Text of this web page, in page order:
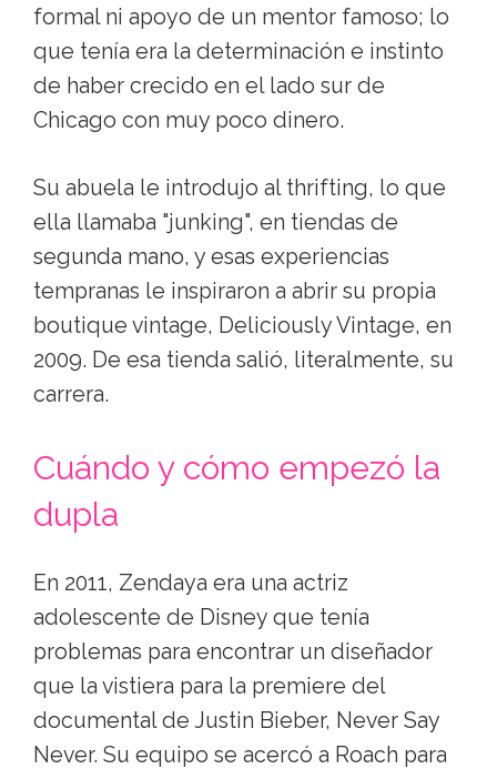
formal ni apoyo de un mentor famoso; lo
que tenía era la determinación e instinto
de haber crecido en el lado sur de
Chicago con muy poco dinero.
Su abuela le introdujo al thrifting, lo que
ella llamaba "junking", en tiendas de
segunda mano, y esas experiencias
tempranas le inspiraron a abrir su propia
boutique vintage, Deliciously Vintage, en
2009. De esa tienda salió, literalmente, su
carrera.
Cuándo y cómo empezó la
dupla
En 2011, Zendaya era una actriz
adolescente de Disney que tenía
problemas para encontrar un diseñador
que la vistiera para la premiere del
documental de Justin Bieber, Never Say
Never. Su equipo se acercó a Roach para